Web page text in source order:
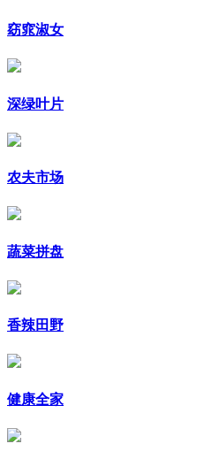
窈窕淑女
深绿叶片
农夫市场
蔬菜拼盘
香辣田野
健康全家